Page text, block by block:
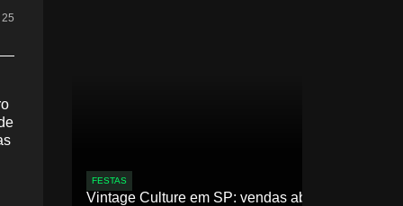
25
FESTAS
Vintage Culture em SP: vendas abertas para 2ª